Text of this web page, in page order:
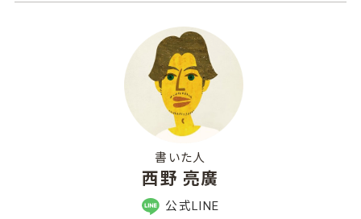
書いた人
西野 亮廣
公式LINE